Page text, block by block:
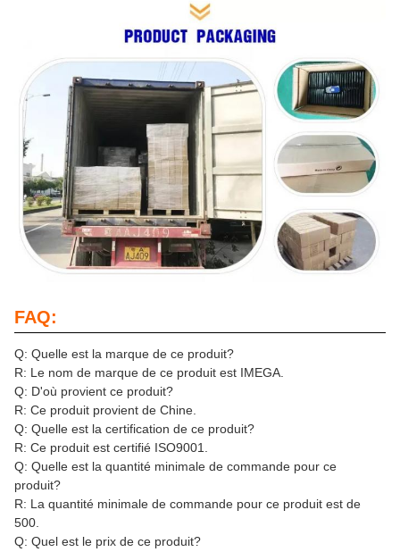
FAQ:
Q: Quelle est la marque de ce produit?
R: Le nom de marque de ce produit est IMEGA.
Q: D'où provient ce produit?
R: Ce produit provient de Chine.
Q: Quelle est la certification de ce produit?
R: Ce produit est certifié ISO9001.
Q: Quelle est la quantité minimale de commande pour ce
produit?
R: La quantité minimale de commande pour ce produit est de
500.
Q: Quel est le prix de ce produit?